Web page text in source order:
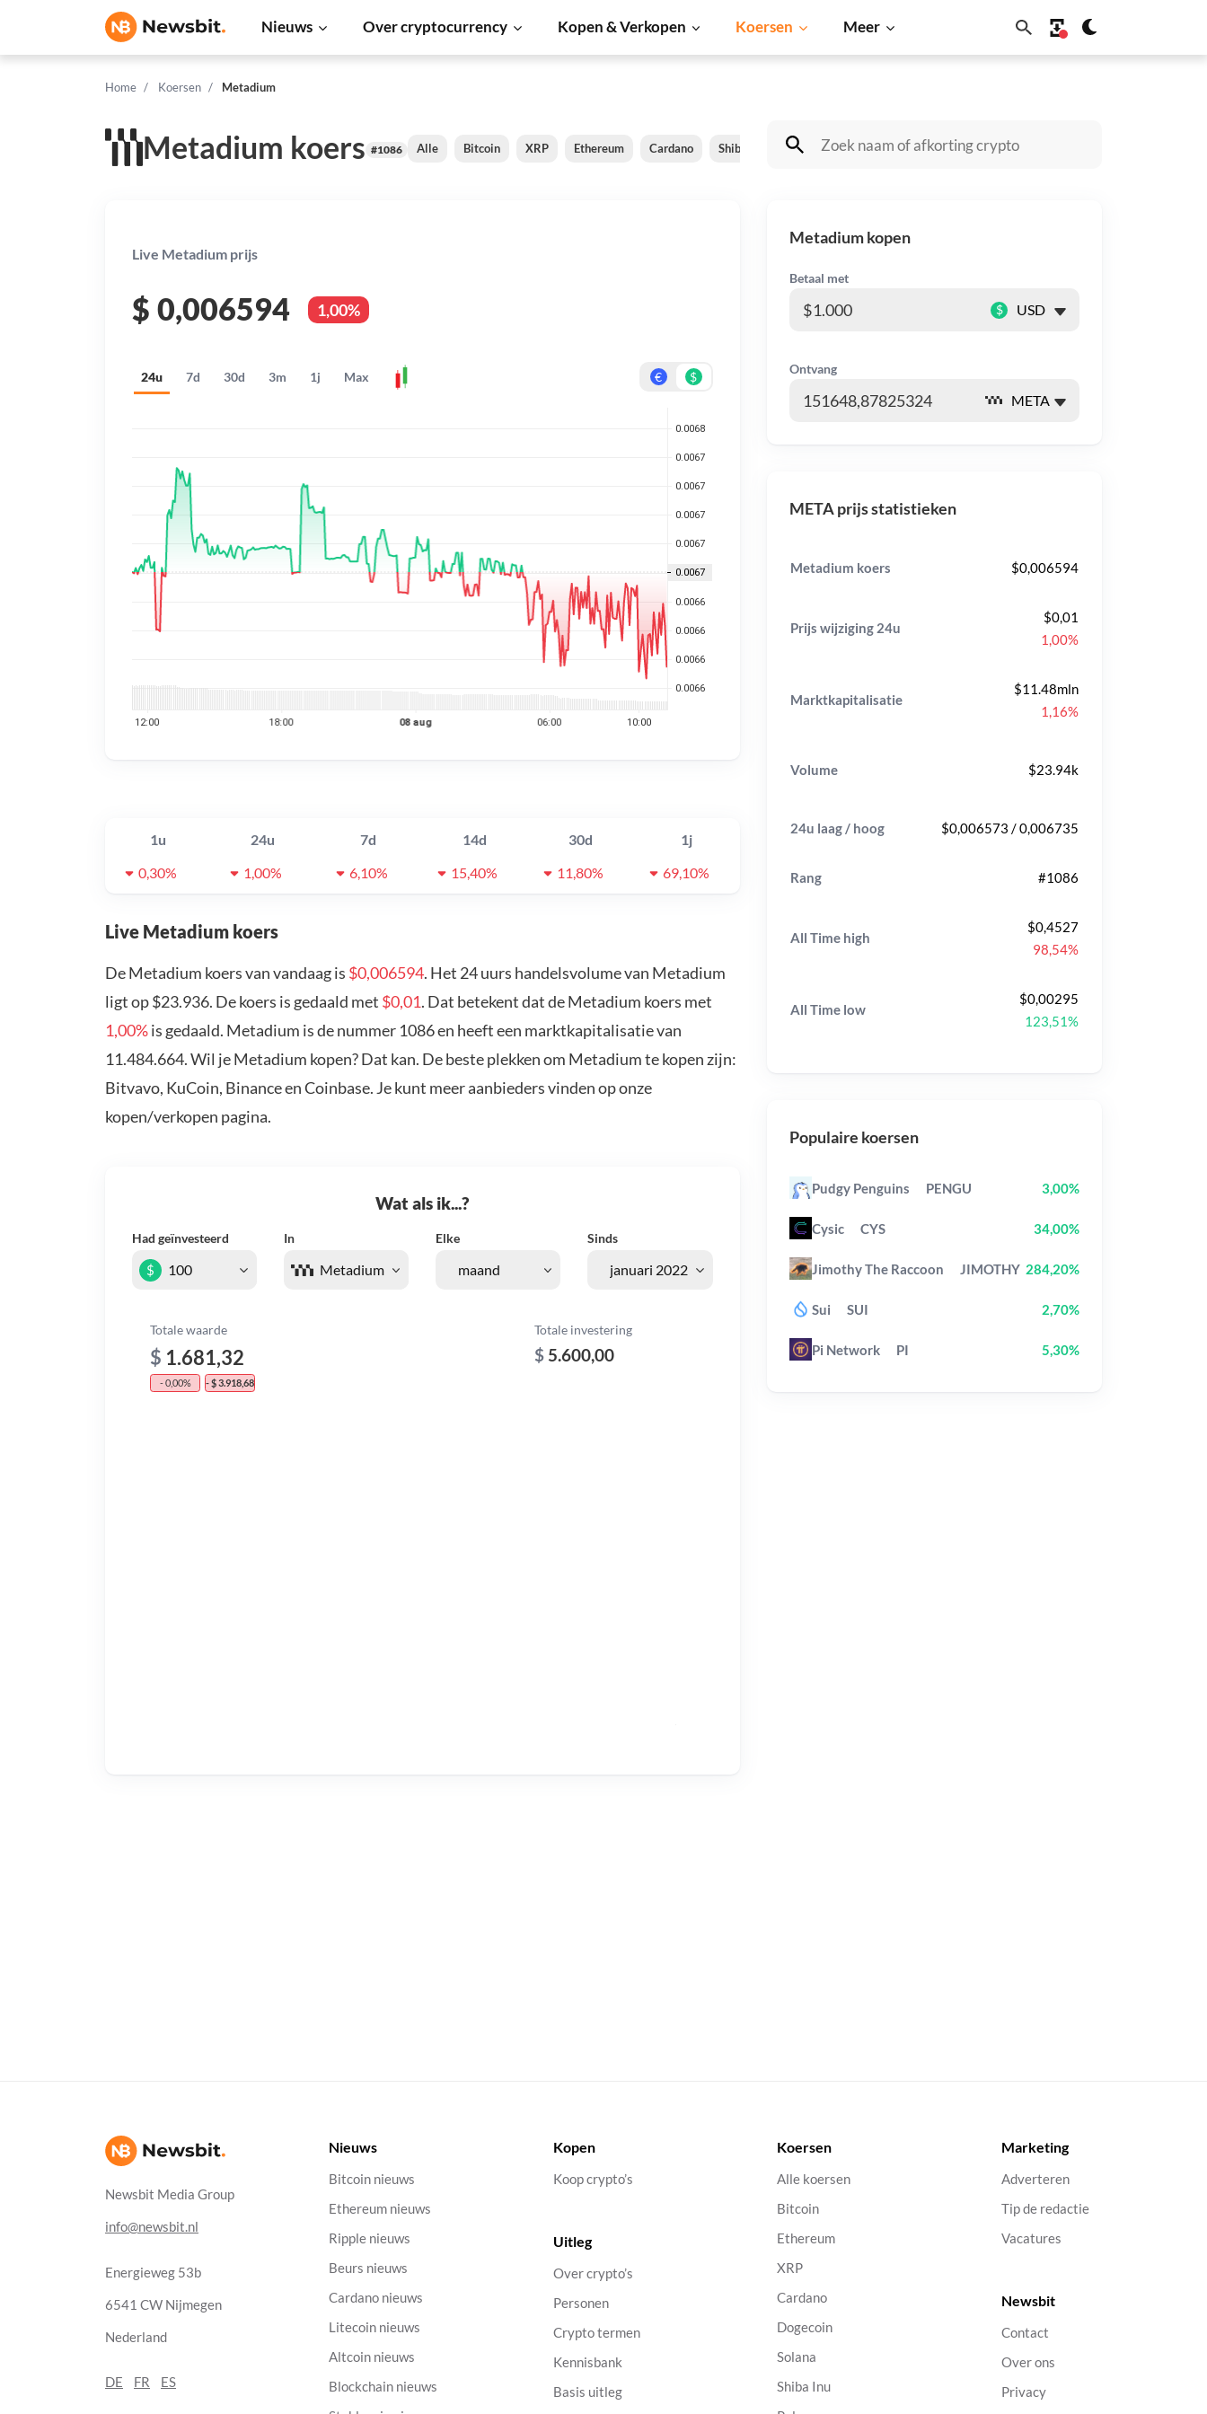
Nieuws Over cryptocurrency Kopen & Verkopen Koersen Meer
Home Koersen Metadium
Metadium koers #1086 Alle Bitcoin XRP Ethereum Cardano Shiba Inu Dogecoin Solana BNB
Live Metadium prijs
$ 0,006594 1,00%
24u 7d 30d 3m 1j Max € $
1u 24u 7d 14d 30d
1j
0,30%
1,00% 6,10% 15,40% 11,80% 69,10%
Live Metadium koers
De Metadium koers van vandaag is $0,006594. Het 24 uurs handelsvolume van Metadium
ligt op $23.936. De koers is gedaald met $0,01. Dat betekent dat de Metadium koers met
1,00%is gedaald. Metadium is de nummer 1086 en heeft een marktkapitalisatie van
11.484.664. Wil je Metadium kopen? Dat kan. De beste plekken om Metadium te kopen zijn:
Bitvavo, KuCoin, Binance en Coinbase. Je kunt meer aanbieders vinden op onze
kopen/verkopen pagina.
Wat als ik...?
Had geïnvesteerd In Elke Sinds
$
Totale waarde
$ 1.681,32
- 0,00% - $ 3.918,68
Totale investering
$ 5.600,00
Metadium kopen
Betaal met
$
Ontvang
META prijs statistieken
Metadium koers $0,006594
Prijs wijziging 24u
$0,01
1,00%
Marktkapitalisatie
$11.48mln
1,16%
Volume $23.94k
24u laag / hoog $0,006573 / 0,006735
Rang #1086
All Time high
$0,4527
98,54%
All Time low
$0,00295
123,51%
Populaire koersen
Pudgy Penguins PENGU 3,00%
Cysic CYS 34,00%
Jimothy The Raccoon JIMOTHY 284,20%
Sui SUI 2,70%
Pi Network PI 5,30%
Newsbit Media Group
info@newsbit.nl
Energieweg 53b
6541 CW Nijmegen
Nederland
DE FR ES
Nieuws
Bitcoin nieuws
Ethereum nieuws
Ripple nieuws
Beurs nieuws
Cardano nieuws
Litecoin nieuws
Altcoin nieuws
Blockchain nieuws
Kopen
Koop crypto’s
Uitleg
Over crypto’s
Personen
Crypto termen
Kennisbank
Basis uitleg
Koersen
Alle koersen
Bitcoin
Ethereum
XRP
Cardano
Dogecoin
Solana
Shiba Inu
Marketing
Adverteren
Tip de redactie
Vacatures
Newsbit
Contact
Over ons
Privacy